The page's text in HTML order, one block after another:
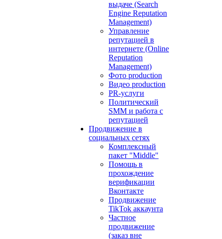
выдаче (Search
Engine Reputation
Management)
Управление
репутацией в
интернете (Online
Reputation
Management)
Фото production
Видео production
PR-услуги
Политический
SMM и работа с
репутацией
Продвижение в
социальных сетях
Комплексный
пакет "Middle"
Помощь в
прохождение
верификации
Вконтакте
Продвижение
TikTok аккаунта
Частное
продвижение
(заказ вне